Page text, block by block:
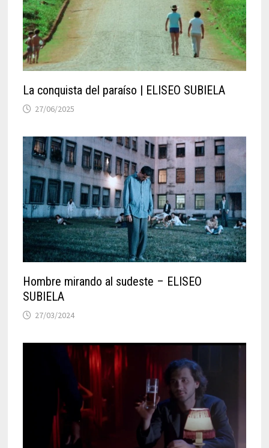
La conquista del paraíso | ELISEO SUBIELA
27/06/2025
Hombre mirando al sudeste – ELISEO
SUBIELA
27/03/2024